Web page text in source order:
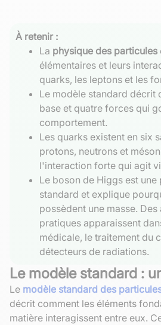
À retenir :
La physique des particules
élémentaires et leurs
quarks, les leptons et les
Le modèle standard décrit
base et quatre forces qui
comportement.
Les quarks existent en six
protons, neutrons et
l'interaction forte qui agit
Le boson de Higgs est
standard et explique
possèdent une masse.
pratiques apparaissent
médicale, le traitement du
détecteurs de radiations.
Le modèle standard :
Le modèle standard des
décrit comment les éléments
matière interagissent entre eux.